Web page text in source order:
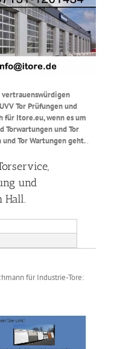
vertrauenswürdigen
Tor Prüfungen und
für Itore.eu, wenn es um
Torwartungen und Tor
und Tor Wartungen geht..
und
Hall.
für Industrie-Tore: